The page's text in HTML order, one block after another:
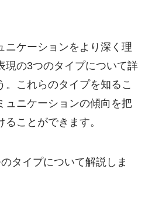
ニケーションをより深く理
現の3つのタイプについて詳
。これらのタイプを知るこ
ュニケーションの傾向を把
ことができます。
タイプについて解説しま